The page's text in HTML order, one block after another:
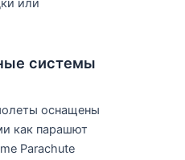
или
системы
оснащены
как парашют
Parachute